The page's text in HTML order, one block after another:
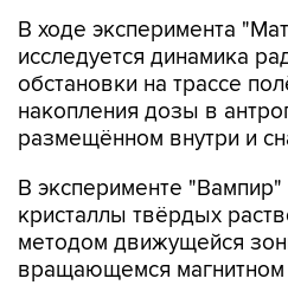
обстановки на трассе
накопления дозы в
размещённом внутри и
В эксперименте
методом движущейся
вращающемся магнитном
Эксперимент